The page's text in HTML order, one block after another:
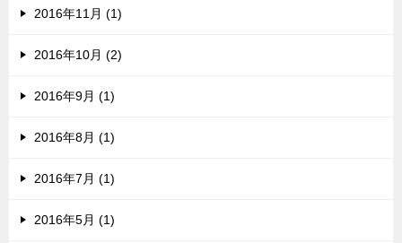
2016年11月 (1)
2016年10月 (2)
2016年9月 (1)
2016年8月 (1)
2016年7月 (1)
2016年5月 (1)